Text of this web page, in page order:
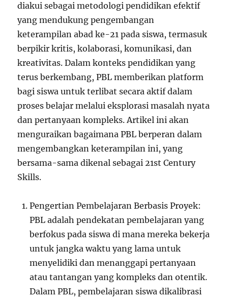
diakui sebagai metodologi pendidikan efektif
yang mendukung pengembangan
keterampilan abad ke-21 pada siswa, termasuk
berpikir kritis, kolaborasi, komunikasi, dan
kreativitas. Dalam konteks pendidikan yang
terus berkembang, PBL memberikan platform
bagi siswa untuk terlibat secara aktif dalam
proses belajar melalui eksplorasi masalah nyata
dan pertanyaan kompleks. Artikel ini akan
menguraikan bagaimana PBL berperan dalam
mengembangkan keterampilan ini, yang
bersama-sama dikenal sebagai 21st Century
Skills.
Pengertian Pembelajaran Berbasis Proyek:
PBL adalah pendekatan pembelajaran yang
berfokus pada siswa di mana mereka bekerja
untuk jangka waktu yang lama untuk
menyelidiki dan menanggapi pertanyaan
atau tantangan yang kompleks dan otentik.
Dalam PBL, pembelajaran siswa dikalibrasi